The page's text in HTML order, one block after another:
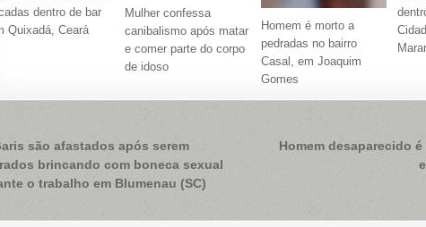
dentro de bar
Quixadá, Ceará
Mulher confessa
canibalismo após matar
e comer parte do corpo
de idoso
Homem é morto a
pedradas no bairro
Casal, em Joaquim
Gomes
Homem desaparecido
são afastados após serem
brincando com boneca sexual
o trabalho em Blumenau (SC)